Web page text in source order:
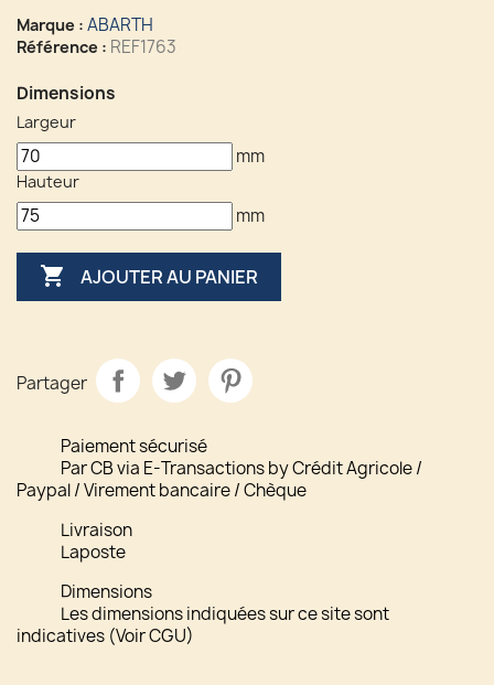
Marque : ABARTH
Référence : REF1763
Dimensions
Largeur
mm
Hauteur
mm
 AJOUTER AU PANIER
Partager
Paiement sécurisé
Par CB via E-Transactions by Crédit Agricole /
Paypal / Virement bancaire / Chèque
Livraison
Laposte
Dimensions
Les dimensions indiquées sur ce site sont
indicatives (Voir CGU)